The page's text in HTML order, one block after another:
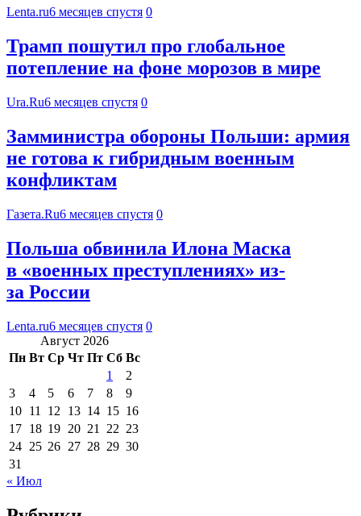
Lenta.ru6 месяцев спустя 0
Трамп пошутил про глобальное
потепление на фоне морозов в мире
Ura.Ru6 месяцев спустя 0
Замминистра обороны Польши: армия
не готова к гибридным военным
конфликтам
Газета.Ru6 месяцев спустя 0
Польша обвинила Илона Маска
в «военных преступлениях» из-
за России
Lenta.ru6 месяцев спустя 0
Август 2026
Пн Вт Ср Чт Пт Сб Вс
1
2
3
4 5 6 7 8
9
10 11 12 13 14 15 16
17 18 19 20 21 22 23
24 25 26 27 28 29 30
31
« Июл